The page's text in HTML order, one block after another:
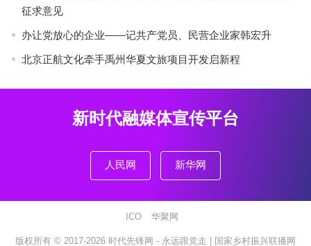
征求意见
办让党放心的企业——记共产党员、民营企业家韩宏升
北京正航文化牵手禹州华夏文旅项目开发启新程
新时代融媒体宣传平台
人民网 新华网
ICO 华聚网
版权所有 © 2017-2026 时代先锋网 - 永远跟党走 | 国家乡村振兴联播网